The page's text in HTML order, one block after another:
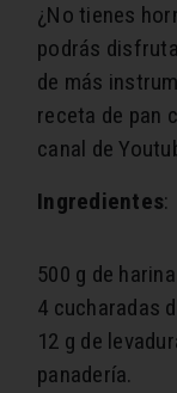
¿No tienes
podrás
de más
receta de pan
canal de
Ingredientes:
500 g de
4 cucharadas
12 g de
panadería.